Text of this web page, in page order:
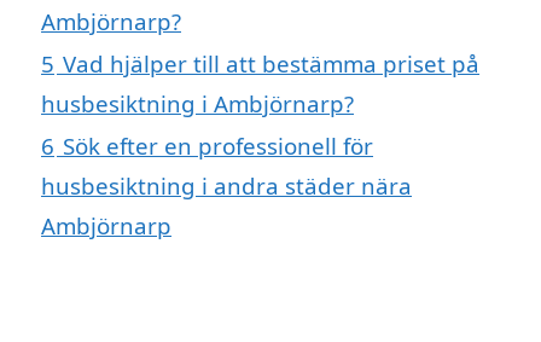
Ambjörnarp?
5 Vad hjälper till att bestämma priset på
husbesiktning i Ambjörnarp?
6 Sök efter en professionell för
husbesiktning i andra städer nära
Ambjörnarp